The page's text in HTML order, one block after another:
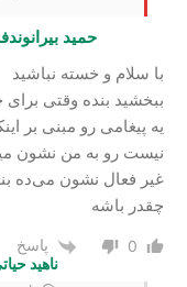
حمید
با سلام و خسته نباشید
ببخشید بنده وقتی برای
یه پیغامی رو مبنی بر
نیست رو به من نشون
غیر فعال نشون می‌ده
چقدر باشه
0
پاسخ
ناهید